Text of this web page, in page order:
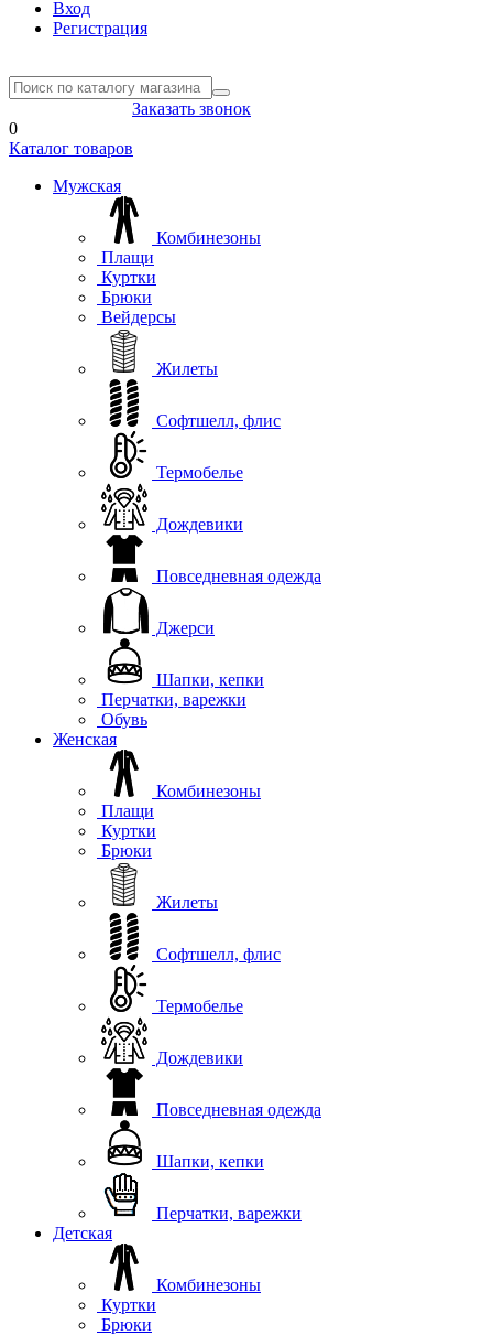
Вход
Регистрация
Заказать звонок
0
Каталог товаров
Мужская
Комбинезоны
Плащи
Куртки
Брюки
Вейдерсы
Жилеты
Софтшелл, флис
Термобелье
Дождевики
Повседневная одежда
Джерси
Шапки, кепки
Перчатки, варежки
Обувь
Женская
Комбинезоны
Плащи
Куртки
Брюки
Жилеты
Софтшелл, флис
Термобелье
Дождевики
Повседневная одежда
Шапки, кепки
Перчатки, варежки
Детская
Комбинезоны
Куртки
Брюки